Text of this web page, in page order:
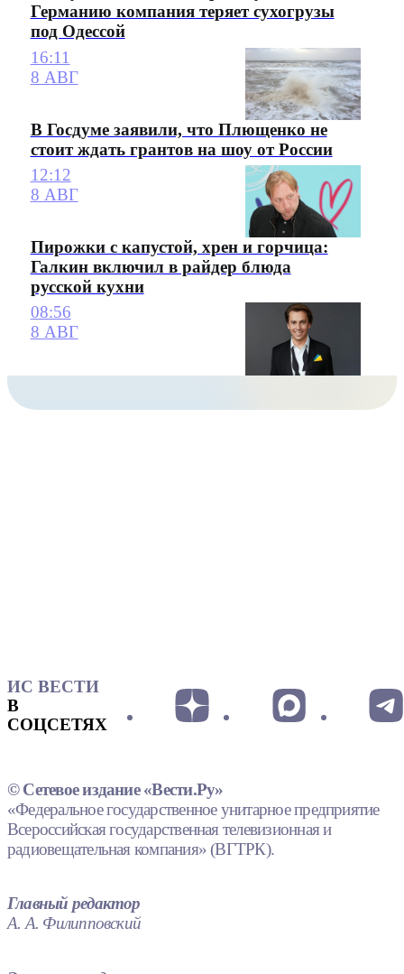
Германию компания теряет сухогрузы
под Одессой
16:11
8 АВГ
В Госдуме заявили, что Плющенко не
стоит ждать грантов на шоу от России
12:12
8 АВГ
Пирожки с капустой, хрен и горчица:
Галкин включил в райдер блюда
русской кухни
08:56
8 АВГ
ИС ВЕСТИ
В
СОЦСЕТЯХ
© Сетевое издание «Вести.Ру»
«Федеральное государственное унитарное предприятие
Всероссийская государственная телевизионная и
радиовещательная компания» (ВГТРК).
Главный редактор
А. А. Филипповский